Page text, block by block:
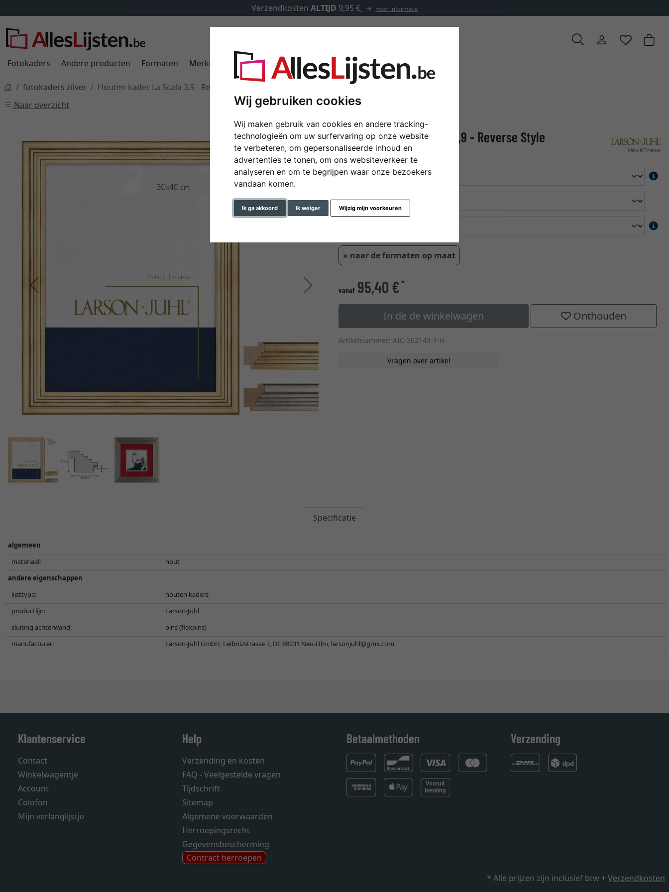
Wij gebruiken cookies
Wij maken gebruik van cookies en andere tracking-
technologieën om uw surfervaring op onze website
te verbeteren, om gepersonaliseerde inhoud en
advertenties te tonen, om ons websiteverkeer te
analyseren en om te begrijpen waar onze bezoekers
vandaan komen.
Ik ga akkoord Ik weiger Wijzig mijn voorkeuren
Verzendkosten ALTIJD 9,95 € meer informatie
Fotokaders Andere producten Formaten Merken Kaders op maat Passe-partouts Toebehoren
fotokaders zilver
Houten kader La Scala 3,9 - Reverse Style
Naar overzicht
Terug Verder
Houten kader La Scala 3,9 - Reverse Style
formaat
kleur
» naar de formaten op maat
vanaf 95,40 €*
In de de winkelwagen Onthouden
Artikelnummer: AIC-302143-1-H
Vragen over artikel
Specificatie
algemeen
materiaal:
hout
andere eigenschappen
lijsttype:
houten kaders
productlijn:
Larson-Juhl
sluiting achterwand:
pins (flexpins)
manufacturer:
Larson-Juhl GmbH, Leibnizstrasse 7, DE 89231 Neu-Ulm, larsonjuhl@gmx.com
Klantenservice
Contact
Winkelwagentje
Account
Colofon
Mijn verlanglijstje
Help
Verzending en kosten
FAQ - Veelgestelde vragen
Tijdschrift
Sitemap
Algemene voorwaarden
Herroepingsrecht
Gegevensbescherming
Contract herroepen
Betaalmethoden Verzending
* Alle prijzen zijn inclusief btw +Verzendkosten